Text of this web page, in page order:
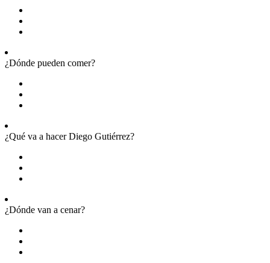
¿Dónde pueden comer?
¿Qué va a hacer Diego Gutiérrez?
¿Dónde van a cenar?